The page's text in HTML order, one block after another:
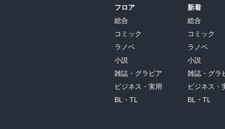
フロア
総合
コミック
ラノベ
小説
雑誌・グラビア
ビジネス・実用
BL・TL
新着
総合
コミック
ラノベ
小説
雑誌・グラ
ビジネス・
BL・TL